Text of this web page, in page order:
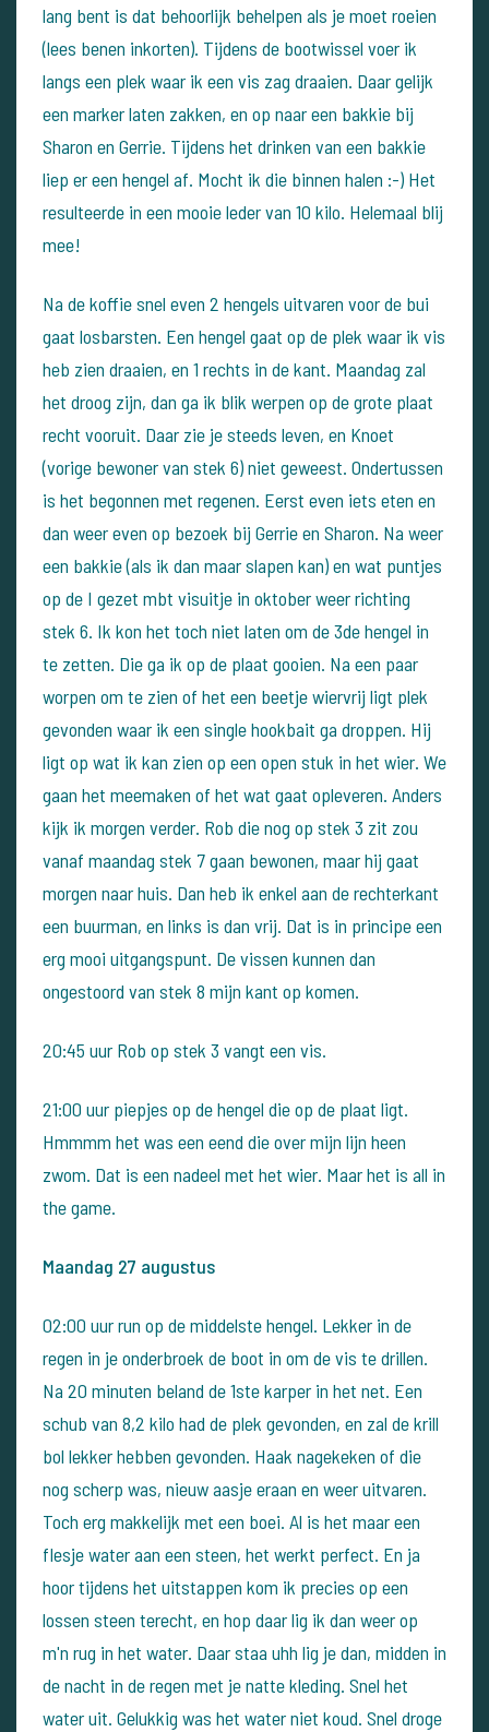
lang bent is dat behoorlijk behelpen als je moet roeien
(lees benen inkorten). Tijdens de bootwissel voer ik
langs een plek waar ik een vis zag draaien. Daar gelijk
een marker laten zakken, en op naar een bakkie bij
Sharon en Gerrie. Tijdens het drinken van een bakkie
liep er een hengel af. Mocht ik die binnen halen :-) Het
resulteerde in een mooie leder van 10 kilo. Helemaal blij
mee!
Na de koffie snel even 2 hengels uitvaren voor de bui
gaat losbarsten. Een hengel gaat op de plek waar ik vis
heb zien draaien, en 1 rechts in de kant. Maandag zal
het droog zijn, dan ga ik blik werpen op de grote plaat
recht vooruit. Daar zie je steeds leven, en Knoet
(vorige bewoner van stek 6) niet geweest. Ondertussen
is het begonnen met regenen. Eerst even iets eten en
dan weer even op bezoek bij Gerrie en Sharon. Na weer
een bakkie (als ik dan maar slapen kan) en wat puntjes
op de I gezet mbt visuitje in oktober weer richting
stek 6. Ik kon het toch niet laten om de 3de hengel in
te zetten. Die ga ik op de plaat gooien. Na een paar
worpen om te zien of het een beetje wiervrij ligt plek
gevonden waar ik een single hookbait ga droppen. Hij
ligt op wat ik kan zien op een open stuk in het wier. We
gaan het meemaken of het wat gaat opleveren. Anders
kijk ik morgen verder. Rob die nog op stek 3 zit zou
vanaf maandag stek 7 gaan bewonen, maar hij gaat
morgen naar huis. Dan heb ik enkel aan de rechterkant
een buurman, en links is dan vrij. Dat is in principe een
erg mooi uitgangspunt. De vissen kunnen dan
ongestoord van stek 8 mijn kant op komen.
20:45 uur Rob op stek 3 vangt een vis.
21:00 uur piepjes op de hengel die op de plaat ligt.
Hmmmm het was een eend die over mijn lijn heen
zwom. Dat is een nadeel met het wier. Maar het is all in
the game.
Maandag 27 augustus
02:00 uur run op de middelste hengel. Lekker in de
regen in je onderbroek de boot in om de vis te drillen.
Na 20 minuten beland de 1ste karper in het net. Een
schub van 8,2 kilo had de plek gevonden, en zal de krill
bol lekker hebben gevonden. Haak nagekeken of die
nog scherp was, nieuw aasje eraan en weer uitvaren.
Toch erg makkelijk met een boei. Al is het maar een
flesje water aan een steen, het werkt perfect. En ja
hoor tijdens het uitstappen kom ik precies op een
lossen steen terecht, en hop daar lig ik dan weer op
m'n rug in het water. Daar staa uhh lig je dan, midden in
de nacht in de regen met je natte kleding. Snel het
water uit. Gelukkig was het water niet koud. Snel droge